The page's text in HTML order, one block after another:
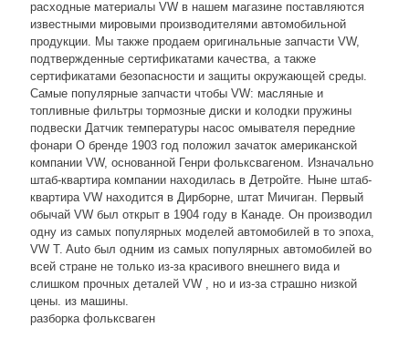
расходные материалы VW в нашем магазине поставляются
известными мировыми производителями автомобильной
продукции. Мы также продаем оригинальные запчасти VW,
подтвержденные сертификатами качества, а также
сертификатами безопасности и защиты окружающей среды.
Самые популярные запчасти чтобы VW: масляные и
топливные фильтры тормозные диски и колодки пружины
подвески Датчик температуры насос омывателя передние
фонари О бренде 1903 год положил зачаток американской
компании VW, основанной Генри фольксвагеном. Изначально
штаб-квартира компании находилась в Детройте. Ныне штаб-
квартира VW находится в Дирборне, штат Мичиган. Первый
обычай VW был открыт в 1904 году в Канаде. Он производил
одну из самых популярных моделей автомобилей в то эпоха,
VW T. Auto был одним из самых популярных автомобилей во
всей стране не только из-за красивого внешнего вида и
слишком прочных деталей VW , но и из-за страшно низкой
цены. из машины.
разборка фольксваген